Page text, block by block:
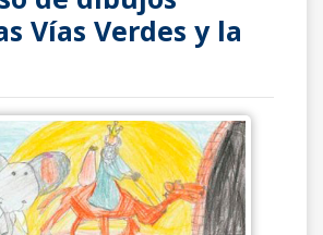
Vías Verdes y la